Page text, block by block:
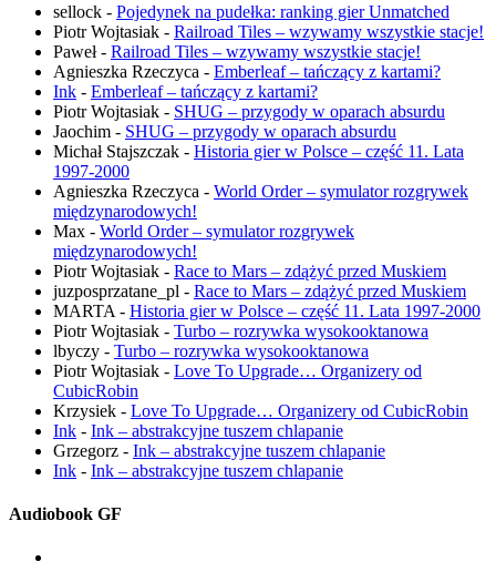
sellock - Pojedynek na pudełka: ranking gier Unmatched
Piotr Wojtasiak - Railroad Tiles – wzywamy wszystkie stacje!
Paweł- Railroad Tiles – wzywamy wszystkie stacje!
Agnieszka Rzeczyca - Emberleaf – tańczący z kartami?
Ink - Emberleaf – tańczący z kartami?
Piotr Wojtasiak - SHUG – przygody w oparach absurdu
Jaochim - SHUG – przygody w oparach absurdu
Michał Stajszczak - Historia gier w Polsce – część 11. Lata
1997-2000
Agnieszka Rzeczyca - World Order – symulator rozgrywek
międzynarodowych!
Max - World Order – symulator rozgrywek
międzynarodowych!
Piotr Wojtasiak - Race to Mars – zdążyć przed Muskiem
juzposprzatane_pl - Race to Mars – zdążyć przed Muskiem
MARTA - Historia gier w Polsce – część 11. Lata 1997-2000
Piotr Wojtasiak - Turbo – rozrywka wysokooktanowa
lbyczy - Turbo – rozrywka wysokooktanowa
Piotr Wojtasiak - Love To Upgrade… Organizery od
CubicRobin
Krzysiek - Love To Upgrade… Organizery od CubicRobin
Ink - Ink – abstrakcyjne tuszem chlapanie
Grzegorz - Ink – abstrakcyjne tuszem chlapanie
Ink - Ink – abstrakcyjne tuszem chlapanie
Audiobook GF